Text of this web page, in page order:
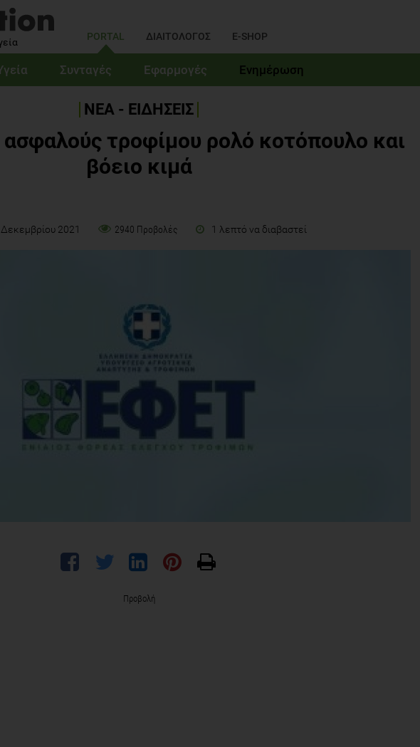
PORTAL ΔΙΑΙΤΟΛΟΓΟΣ E-SHOP
Συνταγές Εφαρμογές Ενημέρωση
ΝΕΑ - ΕΙΔΗΣΕΙΣ
τροφίμου ρολό κοτόπουλο και
βόειο κιμά
2021 2940 Προβολές 1 λεπτό να διαβαστεί
Προβολή